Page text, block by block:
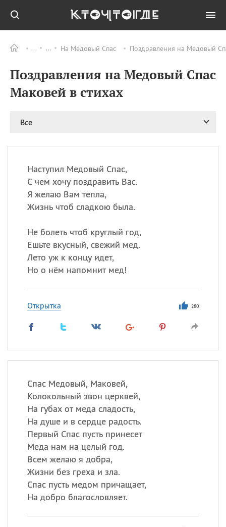
На Медовый Cпас Поздравления на Медовый
Поздравления на Медовый Cпас
Маковей в стихах
Все
Наступил Медовый Спас,
С чем хочу поздравить Вас.
Я желаю Вам тепла,
Жизнь чтоб сладкою была.
Не болеть чтоб круглый год,
Ешьте вкусный, свежий мед.
Лето уж к концу идет,
Но о нём напомнит мед!
Открытка 280
Спас Медовый, Маковей,
Колокольный звон церквей,
На губах от меда сладость,
На душе и в сердце радость.
Первый Спас пусть принесет
Меда нам на целый год.
Всем желаю я добра,
Жизни без греха и зла.
Спас пусть медом причащает,
На добро благословляет.
ПРАЗДНИКИ Все
05.08 Празднование в честь
Почаевской иконы
коктейля «Рутбир
06.08
Конституции
06.08
ИМЕНА
Сегодня празднуют именины
Андрей
Еще